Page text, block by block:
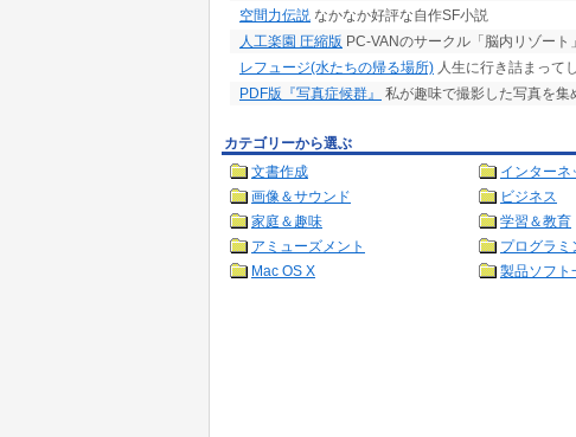
空間力伝説 なかなか好評な自作SF小説
人工楽園 圧縮版 PC-VANのサークル「脳内リゾー
レフュージ(水たちの帰る場所) 人生に行き詰まって
PDF版『写真症候群』
私が趣味で撮影した写真を
カテゴリーから選ぶ
文書作成
インターネ
画像＆サウンド
ビジネス
家庭＆趣味
学習＆教育
アミューズメント
プログラミ
Mac OS X
製品ソフト